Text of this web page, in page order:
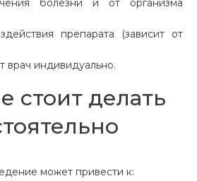
болезни и от организма
препарата (зависит от
врач индивидуально.
стоит делать
может привести к: